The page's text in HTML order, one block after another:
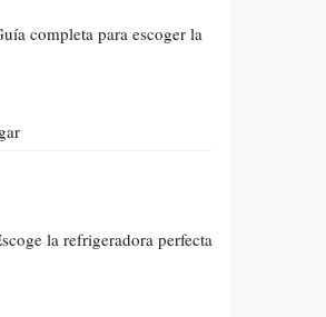
completa para escoger la
la refrigeradora perfecta